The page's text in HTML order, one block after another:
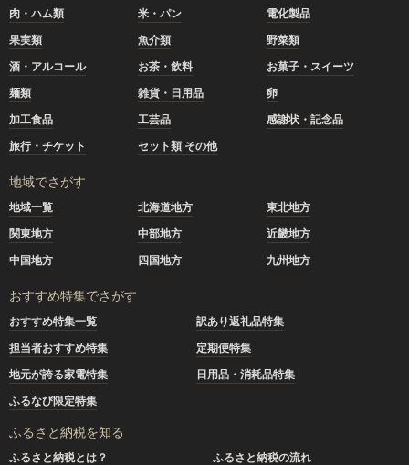
肉・ハム類 米・パン
電化製品
果実類
魚介類
野菜類
酒・アルコール
お茶・飲料
お菓子・スイーツ
麺類
雑貨・日用品
卵
加工食品
工芸品
感謝状・記念品
旅行・チケット
セット類 その他
地域でさがす
地域一覧 北海道地方
東北地方
関東地方
中部地方
近畿地方
中国地方
四国地方 九州地方
おすすめ特集でさがす
おすすめ特集一覧
訳あり返礼品特集
担当者おすすめ特集
定期便特集
地元が誇る家電特集
日用品・消耗品特集
ふるなび限定特集
ふるさと納税を知る
ふるさと納税とは？
ふるさと納税の流れ